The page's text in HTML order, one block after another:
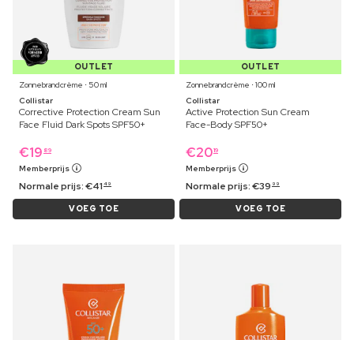
OUTLET
Zonnebrandcrème ⋅ 50 ml
Collistar
Corrective Protection Cream Sun
Face Fluid Dark Spots SPF50+
€19 89
Memberprijs
Normale prijs:€41 49
VOEG TOE
OUTLET
Zonnebrandcrème ⋅ 100 ml
Collistar
Active Protection Sun Cream
Face-Body SPF50+
€2019
Memberprijs
Normale prijs:€39 99
VOEG TOE